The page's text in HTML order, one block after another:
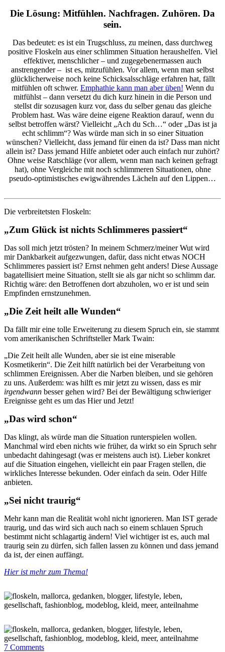
Die Lösung: Mitfühlen. Nachfragen. Zuhören. Da
sein.
Das bedeutet: es ist ein Trugschluss, zu meinen, dass durchweg
positive Floskeln aus einer schlimmen Situation heraushelfen. Viel
effektiver, menschlicher – und zugegebenermassen auch
anstrengender – ist es, mitzufühlen. Vor allem, wenn man selbst
glücklicherweise noch keine Schicksalsschläge erfahren hat, fällt
mitfühlen oft schwer. Emphathie kann man aber üben! Wenn du
mitfühlst – dann versetzt du dich kurz hinein in die Person und
stellst dir sozusagen kurz vor, dass du selber genau das gleiche
Problem hast. Was wäre deine eigene Reaktion darauf, wenn du
selbst betroffen wärst? Vielleicht „Ach du Sch…“ oder „Das ist ja
echt schlimm“? Was würde man sich in so einer Situation
wünschen? Vielleicht, dass jemand für einen da ist? Dass man nicht
allein ist? Dass jemand Hilfe anbietet oder auch einfach nur zuhört?
Ohne weise Ratschläge (vor allem, wenn man nach keinen gefragt
hat), ohne Vergleiche mit noch schlimmeren Situationen, ohne
pseudo-optimistisches ewigwährendes Lächeln auf den Lippen…
Die verbreitetsten Floskeln:
„Zum Glück ist nichts Schlimmeres passiert“
Das soll mich jetzt trösten? In meinem Schmerz/meiner Wut wird
mir Dankbarkeit aufgezwungen, dafür, dass nicht etwas NOCH
Schlimmeres passiert ist? Ernst nehmen geht anders! Diese Aussage
bagatellisiert meine Situation, stellt sie als gar nicht so schlimm dar.
Richtig wäre: den Betroffenen dort abzuholen, wo er ist und sein
Empfinden ernstzunehmen.
„Die Zeit heilt alle Wunden“
Da fällt mir eine tolle Erweiterung zu diesem Spruch ein, sie stammt
vom amerikanischen Schriftsteller Mark Twain:
„Die Zeit heilt alle Wunden, aber sie ist eine miserable
Kosmetikerin“. Die Zeit hilft natürlich bei der Verarbeitung von
schlimmen Ereignissen. Aber die Narben bleiben, und sie gehören
zu uns. Außerdem: was hilft es mir jetzt zu wissen, dass es mir
irgendwann besser gehen wird? Bei der Bewältigung schwieriger
Ereignisse geht es um das Hier und Jetzt!
„Das wird schon“
Das klingt, als würde man die Situation runterspielen wollen.
Manchmal wird eben nichts wie früher, da wirkt so ein Spruch sehr
unbedacht dahingesagt (was er meistens auch ist). Lieber konkret
auf die Situation eingehen, vielleicht ein paar Fragen stellen, die
wirkliches Interesse bekunden. Oder einfach da sein. Oder Hilfe
anbieten.
„Sei nicht traurig“
Mehr kann man die Realität wohl nicht ignorieren. Man IST gerade
traurig, und das wird sich auch nach so einem schlauen Spruch
bestimmt nicht schlagartig ändern! Viel wichtiger ist es, auch mal
traurig sein zu dürfen, sich fallen lassen zu können und dass jemand
da ist, der einen auffängt.
Hier ist mehr zum Thema!
7 Comments